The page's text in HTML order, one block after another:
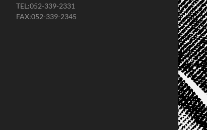
TEL:052-339-2331
FAX:052-339-2345